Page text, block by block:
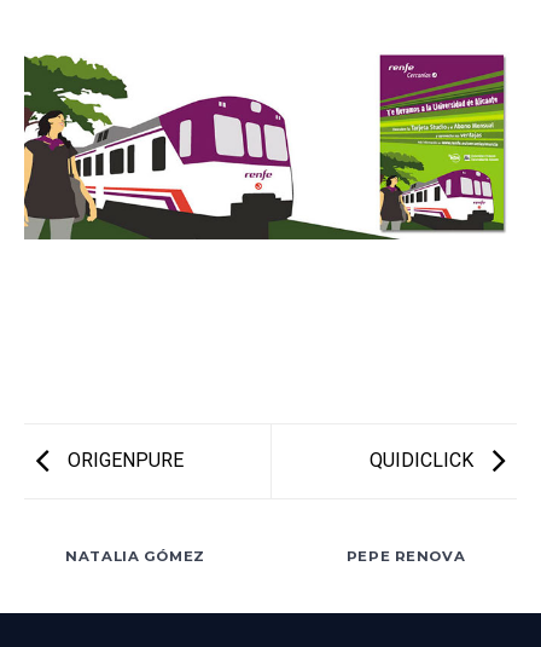
ORIGENPURE QUIDICLICK
NATALIA GÓMEZ PEPE RENOVA